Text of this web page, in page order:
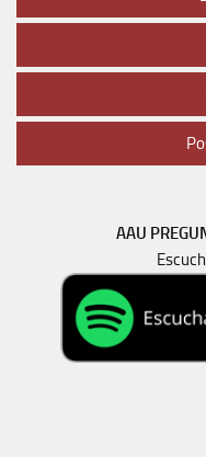
AAU